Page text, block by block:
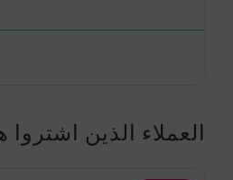
العملاء الذين اشتروا